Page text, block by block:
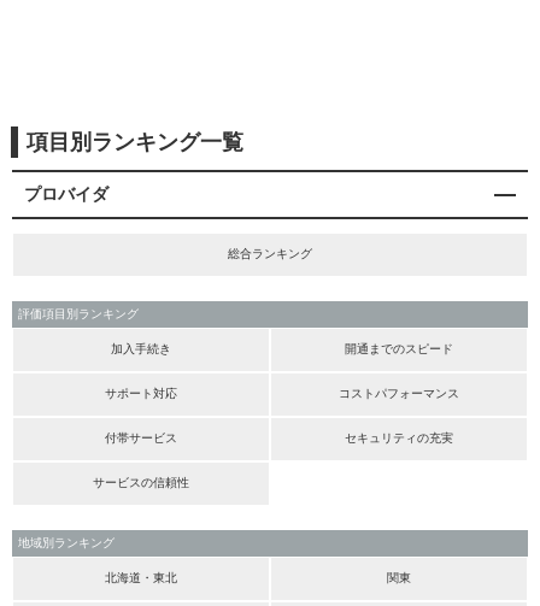
項目別ランキング一覧
プロバイダ
総合ランキング
評価項目別ランキング
加入手続き 開通までのスピード
サポート対応 コストパフォーマンス
付帯サービス セキュリティの充実
サービスの信頼性
地域別ランキング
北海道・東北 関東